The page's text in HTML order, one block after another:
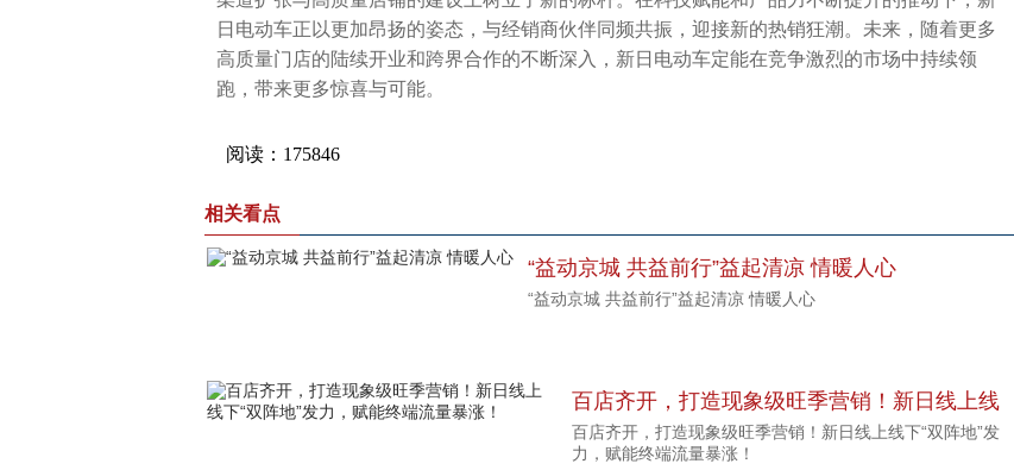
日电动车正以更加昂扬的姿态，与经销商伙伴同频共振，迎接新的热销狂潮。未来，随着更多
高质量门店的陆续开业和跨界合作的不断深入，新日电动车定能在竞争激烈的市场中持续领
跑，带来更多惊喜与可能。
相关看点
“益动京城 共益前行”益起清凉 情暖人心
“益动京城 共益前行”益起清凉 情暖人心
百店齐开，打造现象级旺季营销！新日线上线
下“双阵地”发力，赋能终端流量暴涨！
百店齐开，打造现象级旺季营销！新日线上线下“双阵地”发
力，赋能终端流量暴涨！